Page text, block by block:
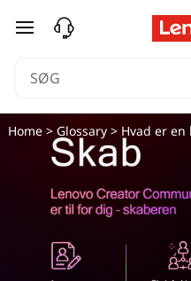
spring til hovedindhold
Home> Glossary> Hvad er en